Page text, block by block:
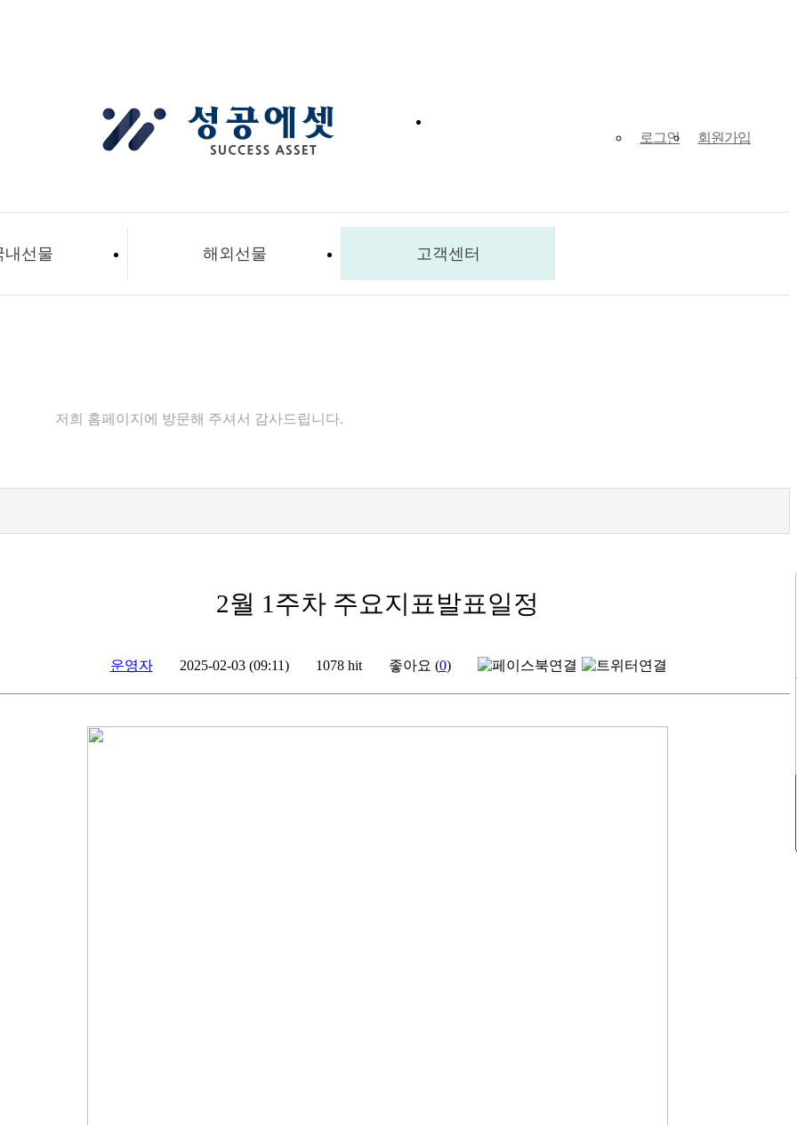
로그인 회원가입
내선물 해외선물 고객센터
저희 홈페이지에 방문해 주셔서 감사드립니다.
2월 1주차 주요지표발표일정
운영자 2025-02-03 (09:11) 1078 hit 좋아요 (0)